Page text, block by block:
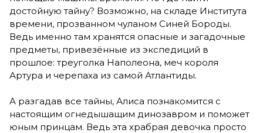
достойную тайну? Возможно, на складе Института
времени, прозванном чуланом Синей Бороды.
Ведь именно там хранятся опасные и загадочные
предметы, привезённые из экспедиций в
прошлое: треуголка Наполеона, меч короля
Артура и черепаха из самой Атлантиды.
А разгадав все тайны, Алиса познакомится с
настоящим огнедышащим динозавром и поможет
юным принцам. Ведь эта храбрая девочка просто